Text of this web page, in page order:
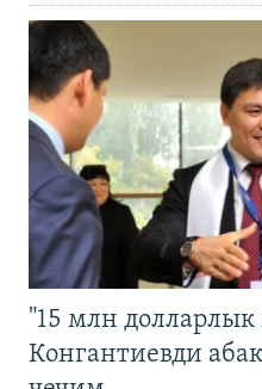
"15 млн
Конгантиевди